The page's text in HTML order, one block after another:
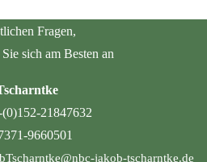
Fragen,
sich am Besten an
21847632
9660501
jakob-tscharntke.de